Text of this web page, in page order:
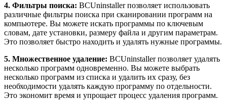
4. Фильтры поиска: BCUninstaller позволяет использовать
различные фильтры поиска при сканировании программ на
компьютере. Вы можете искать программы по ключевым
словам, дате установки, размеру файла и другим параметрам.
Это позволяет быстро находить и удалять нужные программы.
5. Множественное удаление: BCUninstaller позволяет удалять
несколько программ одновременно. Вы можете выбрать
несколько программ из списка и удалить их сразу, без
необходимости удалять каждую программу по отдельности.
Это экономит время и упрощает процесс удаления программ.